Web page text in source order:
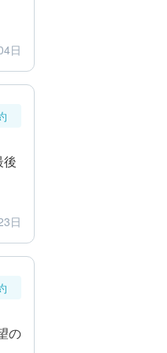
日
後
日
の